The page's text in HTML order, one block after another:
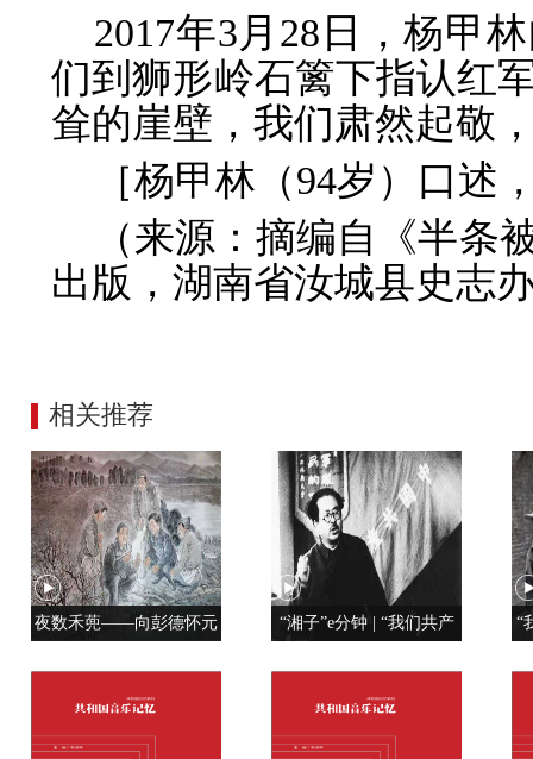
2017年3月28日，杨甲
们到狮形岭石篱下指认红
耸的崖壁，我们肃然起敬
［杨甲林（94岁）口述
（来源：摘编自《半条
出版，湖南省汝城县史志
相关推荐
夜数禾蔸——向彭德怀元
“湘子”e分钟 | “我们共产
“